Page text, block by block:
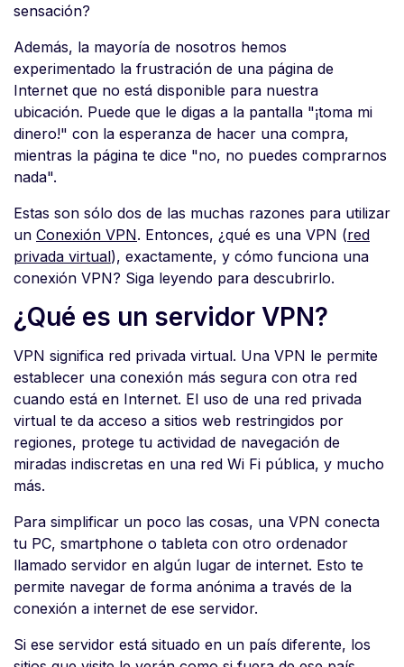
sensación?
Además, la mayoría de nosotros hemos
experimentado la frustración de una página de
Internet que no está disponible para nuestra
ubicación. Puede que le digas a la pantalla "¡toma mi
dinero!" con la esperanza de hacer una compra,
mientras la página te dice "no, no puedes comprarnos
nada".
Estas son sólo dos de las muchas razones para utilizar
un Conexión VPN. Entonces, ¿qué es una VPN (red
privada virtual), exactamente, y cómo funciona una
conexión VPN? Siga leyendo para descubrirlo.
¿Qué es un servidor VPN?
VPN significa red privada virtual. Una VPN le permite
establecer una conexión más segura con otra red
cuando está en Internet. El uso de una red privada
virtual te da acceso a sitios web restringidos por
regiones, protege tu actividad de navegación de
miradas indiscretas en una red Wi Fi pública, y mucho
más.
Para simplificar un poco las cosas, una VPN conecta
tu PC, smartphone o tableta con otro ordenador
llamado servidor en algún lugar de internet. Esto te
permite navegar de forma anónima a través de la
conexión a internet de ese servidor.
Si ese servidor está situado en un país diferente, los